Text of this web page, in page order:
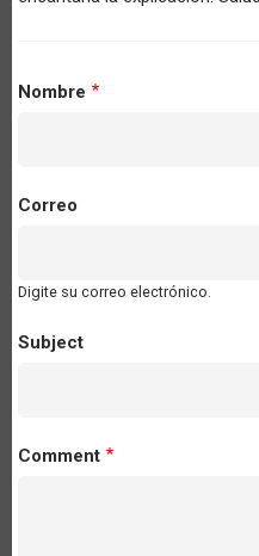
Nombre
Correo
Digite su correo electrónico.
Subject
Comment